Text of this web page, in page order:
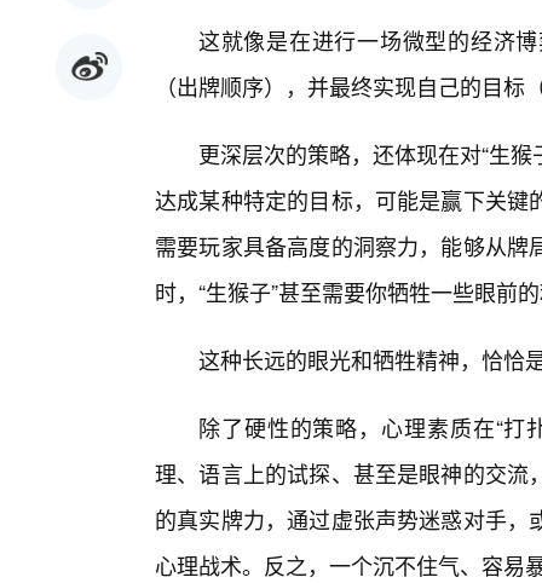
这就像是在进行一场微型的经济
（出牌顺序），并最终实现自己的目标
更深层次的策略，还体现在对“生
达成某种特定的目标，可能是赢下关
需要玩家具备高度的洞察力，能够从
时，“生猴子”甚至需要你牺牲一些眼前
这种长远的眼光和牺牲精神，恰恰
除了硬性的策略，心理素质在“打
理、语言上的试探、甚至是眼神的交
的真实牌力，通过虚张声势迷惑对手
心理战术。反之，一个沉不住气、容易